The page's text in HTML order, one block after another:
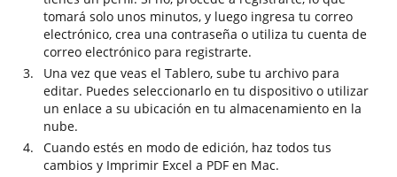
tomará solo unos minutos, y luego ingresa tu correo
electrónico, crea una contraseña o utiliza tu cuenta de
correo electrónico para registrarte.
Una vez que veas el Tablero, sube tu archivo para
editar. Puedes seleccionarlo en tu dispositivo o utilizar
un enlace a su ubicación en tu almacenamiento en la
nube.
Cuando estés en modo de edición, haz todos tus
cambios y Imprimir Excel a PDF en Mac.